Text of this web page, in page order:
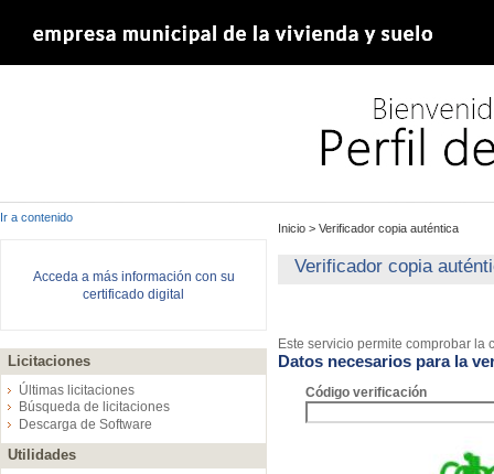
Ir a contenido
Acceda a más información con su
certificado digital
Licitaciones
Últimas licitaciones
Búsqueda de licitaciones
Descarga de Software
Utilidades
Inicio > Verificador copia auténtica
Verificador copia
Este servicio permite comprobar
Datos necesarios para la
Código verificación